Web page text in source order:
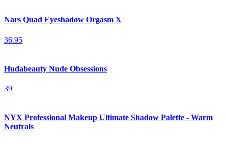
Nars Quad Eyeshadow Orgasm X
36.95
Hudabeauty Nude Obsessions
39
NYX Professional Makeup Ultimate Shadow Palette - Warm
Neutrals